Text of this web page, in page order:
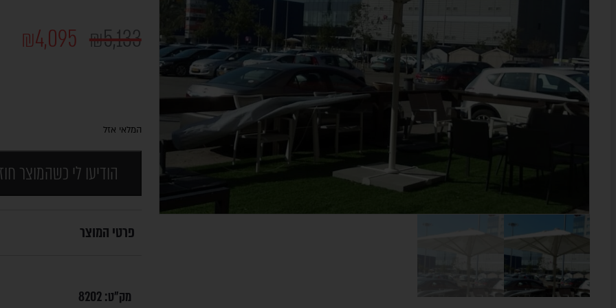
₪5,133
₪4,095
המלאי אזל
הודיעו לי כשהמוצר
פרטי המוצר
מק"ט:8202